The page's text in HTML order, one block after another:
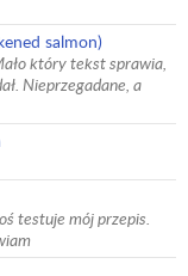
salmon)
który tekst sprawia,
Nieprzegadane, a
testuje mój przepis.